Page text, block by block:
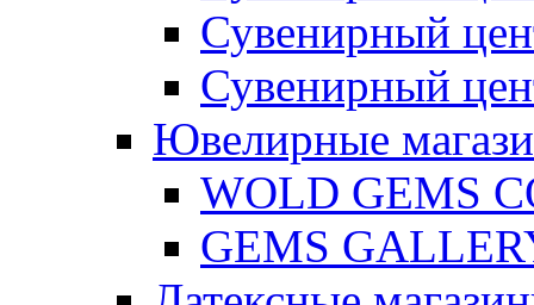
Сувенирный
Сувенирный
Ювелирные
WOLD GEMS
GEMS